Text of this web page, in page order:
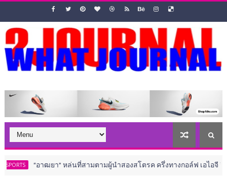
อาฒยา” หล่นที่สามตามผู้นำสองสโตรค ครึ่งทางกอล์ฟ เอไอจี วีเมนส์ โอเพ่